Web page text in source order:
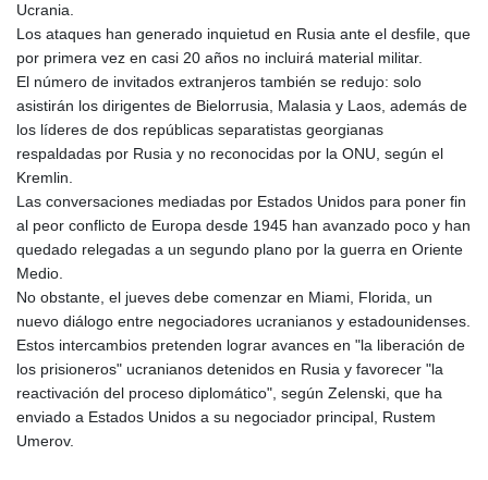
1577.963717
NIO 42.419473
NOK 10.99759
NPR 175.501819
NZD 1.966719
OMR 0.442445
PEN 3.903651
PGK 5.093937
PHP 70.183258
PLN 4.299905
PYG
6853.914834
QAR 4.213648
RON 5.244583
RSD 117.338542
Ucrania.
Los ataques han generado inquietud en Rusia ante el desfile, que
por primera vez en casi 20 años no incluirá material militar.
El número de invitados extranjeros también se redujo: solo
asistirán los dirigentes de Bielorrusia, Malasia y Laos, además de
los líderes de dos repúblicas separatistas georgianas
respaldadas por Rusia y no reconocidas por la ONU, según el
Kremlin.
Las conversaciones mediadas por Estados Unidos para poner fin
al peor conflicto de Europa desde 1945 han avanzado poco y han
quedado relegadas a un segundo plano por la guerra en Oriente
Medio.
No obstante, el jueves debe comenzar en Miami, Florida, un
nuevo diálogo entre negociadores ucranianos y estadounidenses.
Estos intercambios pretenden lograr avances en "la liberación de
los prisioneros" ucranianos detenidos en Rusia y favorecer "la
reactivación del proceso diplomático", según Zelenski, que ha
enviado a Estados Unidos a su negociador principal, Rustem
Umerov.